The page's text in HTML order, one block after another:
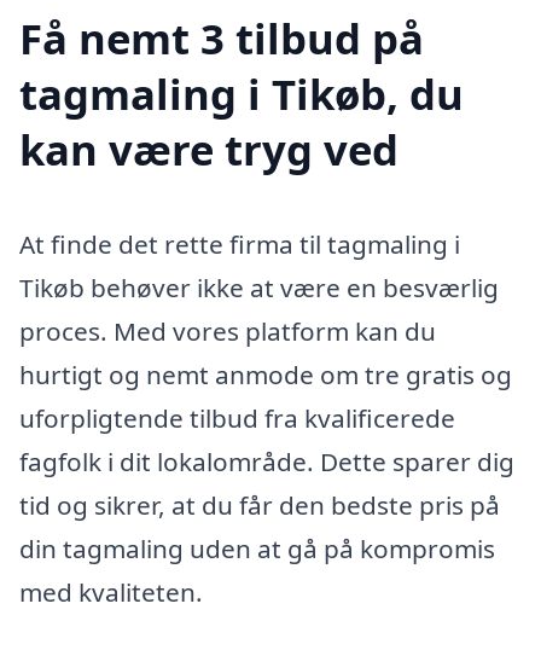
Få nemt 3 tilbud på
tagmaling i Tikøb, du
kan være tryg ved
At finde det rette firma til tagmaling i
Tikøb behøver ikke at være en besværlig
proces. Med vores platform kan du
hurtigt og nemt anmode om tre gratis og
uforpligtende tilbud fra kvalificerede
fagfolk i dit lokalområde. Dette sparer dig
tid og sikrer, at du får den bedste pris på
din tagmaling uden at gå på kompromis
med kvaliteten.